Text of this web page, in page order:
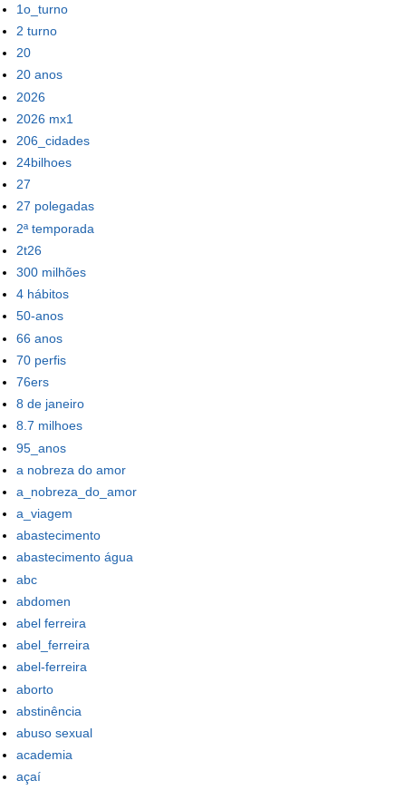
1o_turno
2 turno
20
20 anos
2026
2026 mx1
206_cidades
24bilhoes
27
27 polegadas
2ª temporada
2t26
300 milhões
4 hábitos
50-anos
66 anos
70 perfis
76ers
8 de janeiro
8.7 milhoes
95_anos
a nobreza do amor
a_nobreza_do_amor
a_viagem
abastecimento
abastecimento água
abc
abdomen
abel ferreira
abel_ferreira
abel-ferreira
aborto
abstinência
abuso sexual
academia
açaí